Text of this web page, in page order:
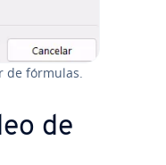
de fórmulas.
de